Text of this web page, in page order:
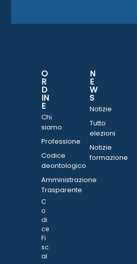
O
R
D
IN
E
Chi
siamo
Professione
Codice
deontologico
Amministrazione
Trasparente
C
o
di
ce
Fi
sc
al
N
E
W
S
Notizie
Tutto
elezioni
Notizie
formazione